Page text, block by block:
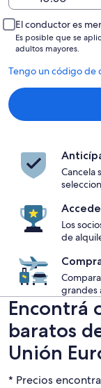
El conductor es
Es posible que se
adultos mayores.
Tengo un código de
Cancela
Los
de
grandes
Encontrá
baratos
Unión
* Precios